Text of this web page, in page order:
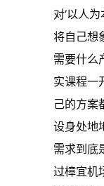
对‘以人
将自己想
需要什么
实课程一
己的方案
设身处地
需求到底
过樟宜机